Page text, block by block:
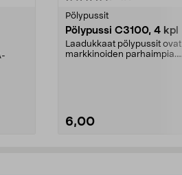
Pölypussit
Pölypussi C3100, 4 kpl
Laadukkaat pölypussit ovat
markkinoiden parhaimpia.
6,00